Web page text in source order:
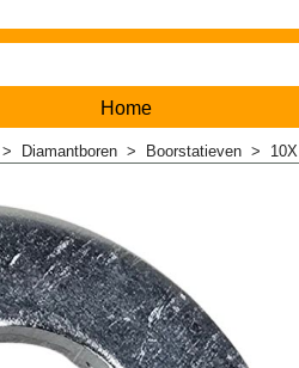
Home
> Diamantboren > Boorstatieven >